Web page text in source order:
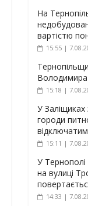
На
вартістю
15:55 |
15:18 |
У
городи
15:11 |
У Тернополі
на вулиці
14:33 |